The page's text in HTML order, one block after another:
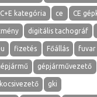
C+E kategória ce CE
digitális tachográf
fizetés Főállás fuvar
gépjárművezető
gki